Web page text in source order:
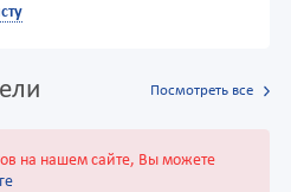
Посмотреть все
на нашем сайте, Вы можете